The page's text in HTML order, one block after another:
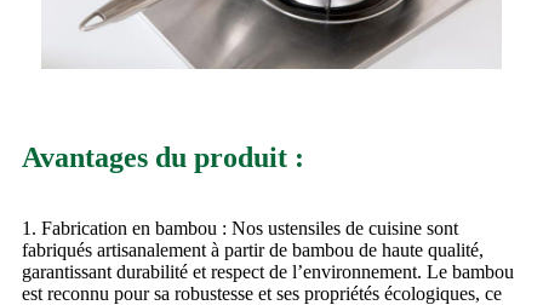
Avantages du produit :
1. Fabrication en bambou : Nos ustensiles de cuisine sont
fabriqués artisanalement à partir de bambou de haute qualité,
garantissant durabilité et respect de l’environnement. Le bambou
est reconnu pour sa robustesse et ses propriétés écologiques, ce